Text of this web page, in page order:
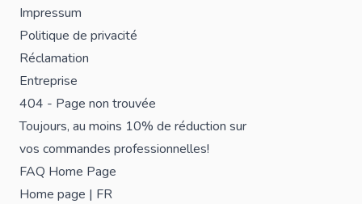
Impressum
Politique de privacité
Réclamation
Entreprise
404 - Page non trouvée
Toujours, au moins 10% de réduction sur
vos commandes professionnelles!
FAQ Home Page
Home page | FR